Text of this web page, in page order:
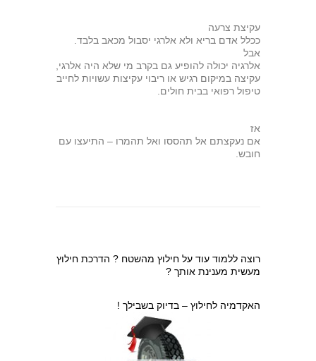
עקיצת צרעה
ככלל אדם בריא ולא אלרגי יסבול מכאב בלבד.
אבל
אלרגיה יכולה להופיע גם בקרב מי שלא היה אלרגי,
עקיצה במיקום רגיש או ריבוי עקיצות עשויות לחייב
טיפול רפואי בבית חולים.
אז
אם נעקצתם אל תהססו ואל תהמרו – התיעצו עם
חובש.
רוצה ללמוד עוד על חילוץ מהשטח ? הדרכת חילוץ
מעשית מענינת אותך ?
האקדמיה לחילוץ – בדיוק בשבילך !